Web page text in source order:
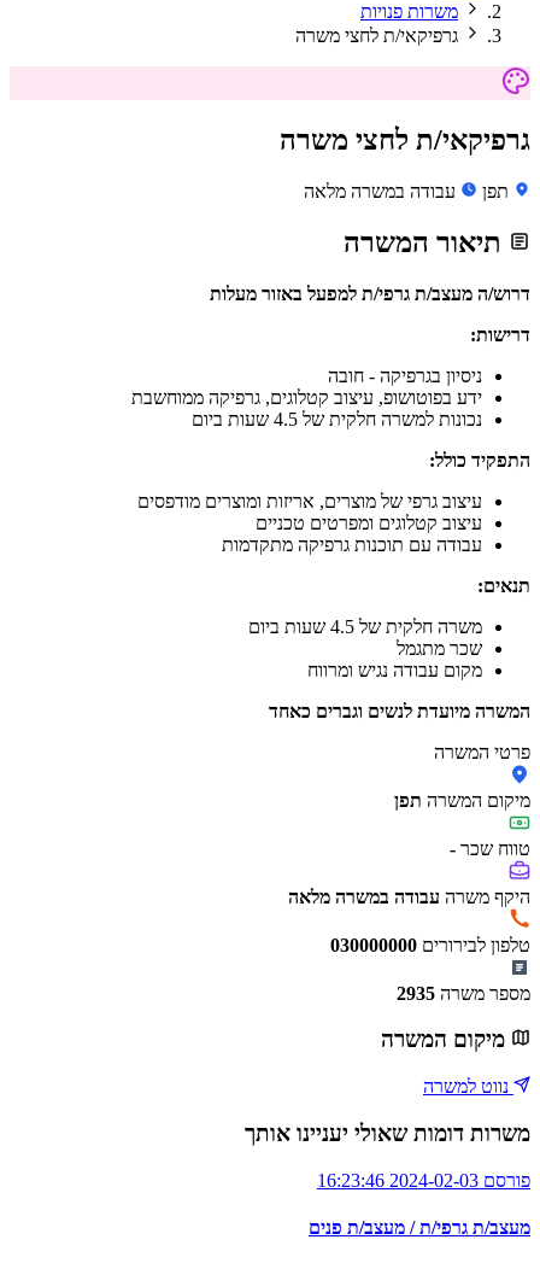
משרות פנויות
גרפיקאי/ת לחצי משרה
גרפיקאי/ת לחצי משרה
תפן עבודה במשרה מלאה
תיאור המשרה
דרוש/ה מעצב/ת גרפי/ת למפעל באזור מעלות
דרישות:
ניסיון בגרפיקה - חובה
ידע בפוטושופ, עיצוב קטלוגים, גרפיקה ממוחשבת
נכונות למשרה חלקית של 4.5 שעות ביום
התפקיד כולל:
עיצוב גרפי של מוצרים, אריזות ומוצרים מודפסים
עיצוב קטלוגים ומפרטים טכניים
עבודה עם תוכנות גרפיקה מתקדמות
תנאים:
משרה חלקית של 4.5 שעות ביום
שכר מתגמל
מקום עבודה נגיש ומרווח
המשרה מיועדת לנשים וגברים כאחד
פרטי המשרה
מיקום המשרה תפן
טווח שכר -
היקף משרה עבודה במשרה מלאה
טלפון לבירורים 030000000
מספר משרה 2935
מיקום המשרה
נווט למשרה
משרות דומות שאולי יעניינו אותך
פורסם 2024-02-03 16:23:46
מעצב/ת גרפי/ת / מעצב/ת פנים